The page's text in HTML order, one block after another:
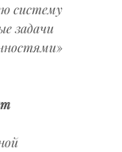
систему
задачи